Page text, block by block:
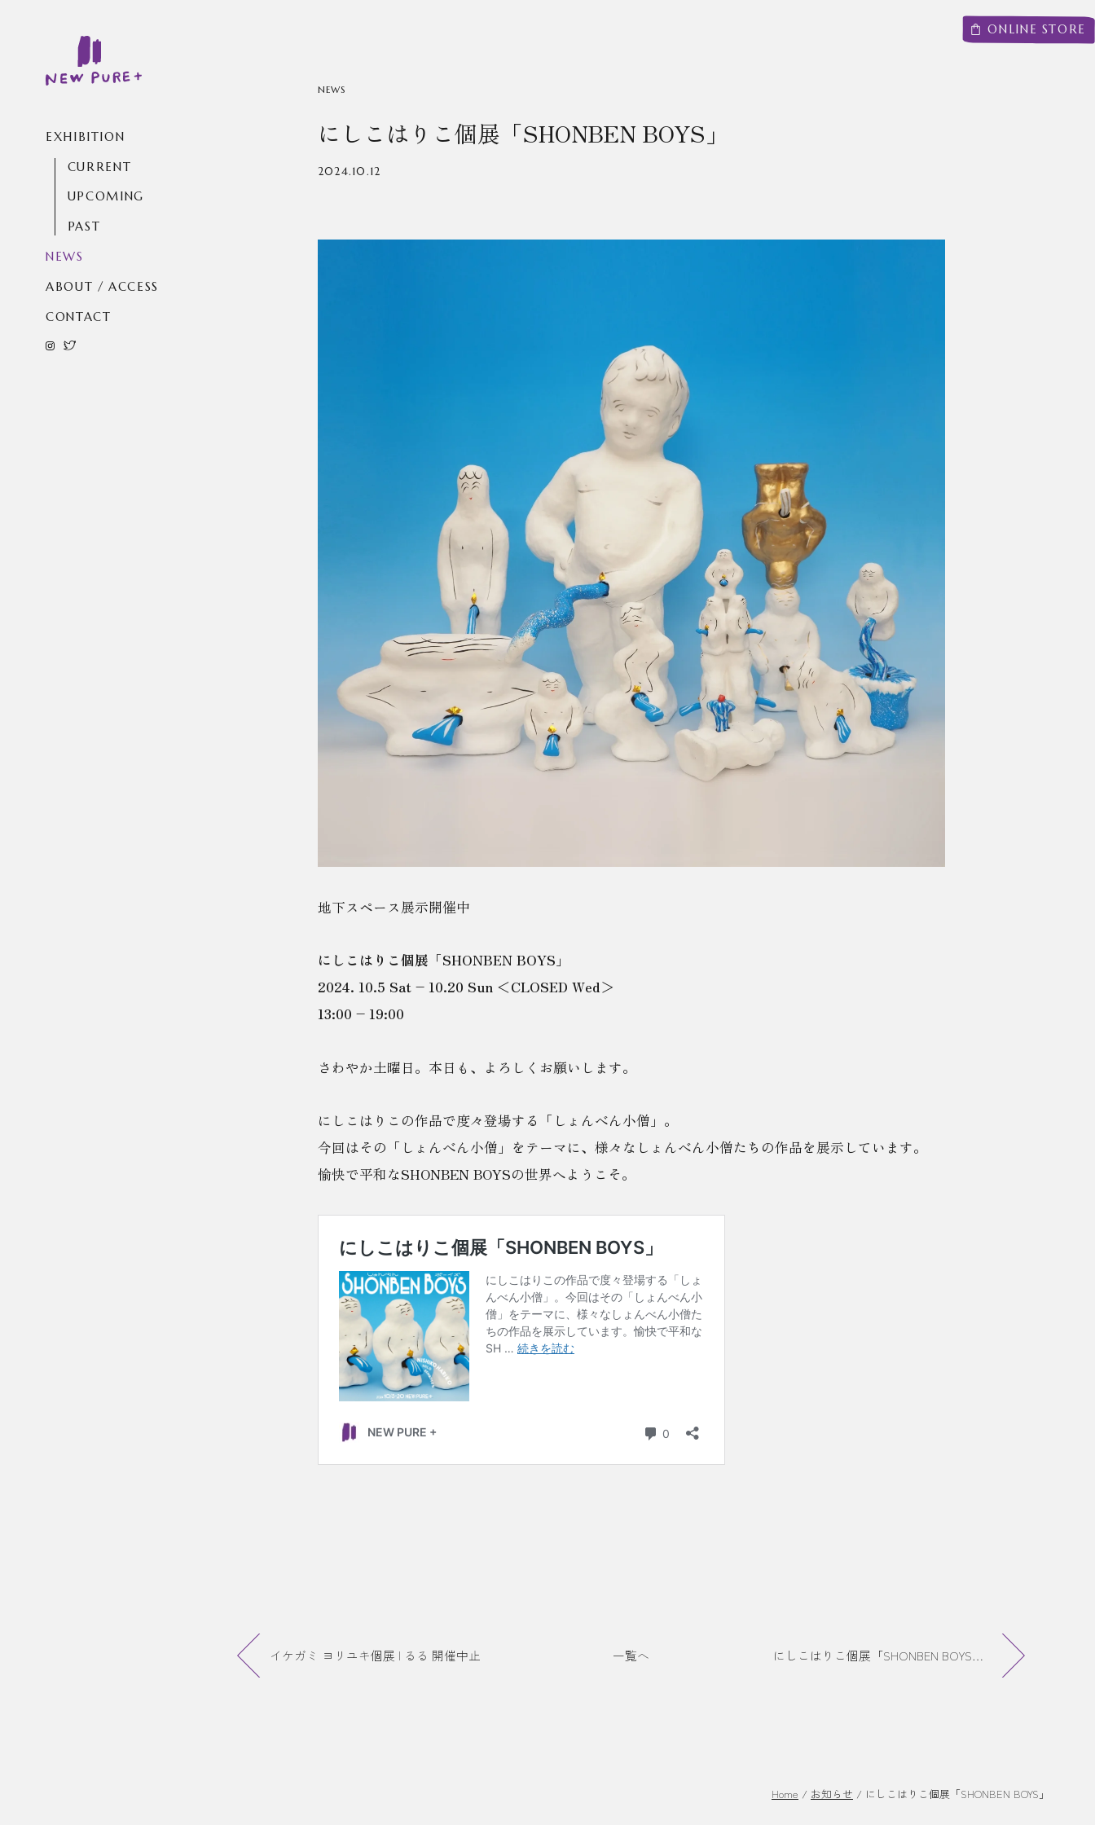
EXHIBITION
CURRENT
UPCOMING
PAST
NEWS
ABOUT / ACCESS
CONTACT
ONLINE STORE
NEWS
にしこはりこ個展「SHONBEN BOYS」
2024.10.12
地下スペース展示開催中
にしこはりこ個展「SHONBEN BOYS」
2024. 10.5 Sat – 10.20 Sun ＜CLOSED Wed＞
13:00 – 19:00
さわやか土曜日。本日も、よろしくお願いします。
にしこはりこの作品で度々登場する「しょんべん小僧」。
今回はその「しょんべん小僧」をテーマに、様々なしょんべん小僧たちの作品を展示しています。
愉快で平和なSHONBEN BOYSの世界へようこそ。
イケガミ ヨリユキ個展 | るる 開催中止 一覧へ にしこはりこ個展「SHONBEN BOYS」Online store販売スタート
Home / お知らせ / にしこはりこ個展「SHONBEN BOYS」